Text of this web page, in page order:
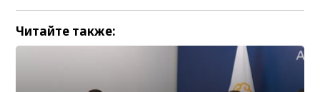
Читайте также: